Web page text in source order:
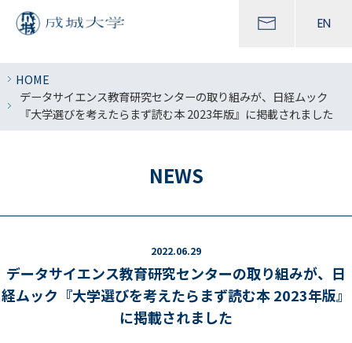
EN
HOME
データサイエンス教育研究センターの取り組みが、日経ムック
『大学選びを考えたらまず読む本 2023年版』に掲載されました
NEWS
2022.06.29
データサイエンス教育研究センターの取り組みが、日
経ムック『大学選びを考えたらまず読む本 2023年版』
に掲載されました